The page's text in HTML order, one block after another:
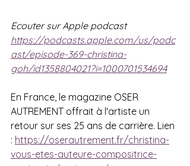
Ecouter sur Apple podcast
https://podcasts.apple.com/us/podc
ast/episode-369-christina-
goh/id1358804021?i=1000701534694
En France, le magazine OSER
AUTREMENT offrait à l'artiste un
retour sur ses 25 ans de carrière. Lien
: https://oserautrement.fr/christina-
vous-etes-auteure-compositrice-